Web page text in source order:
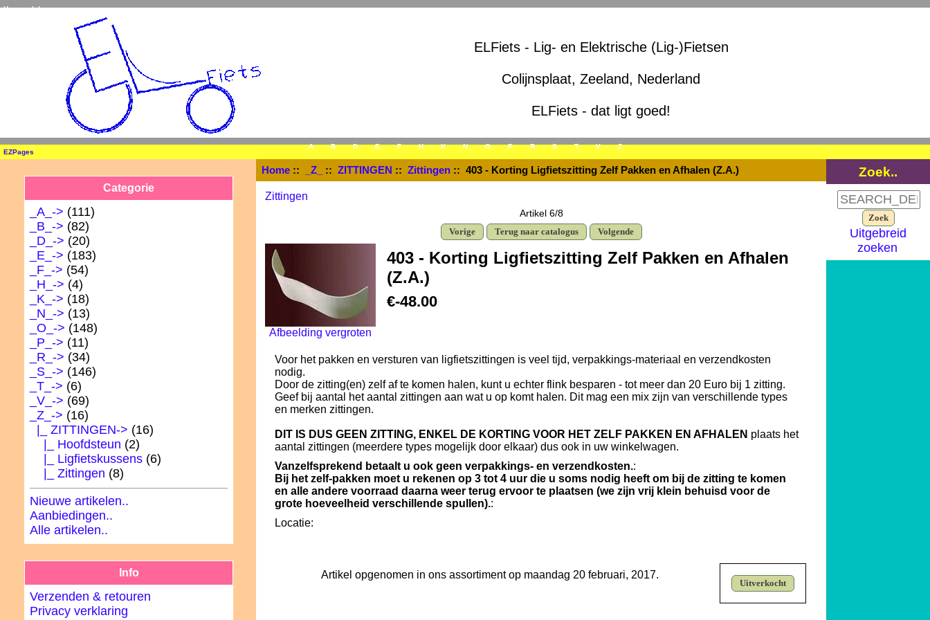
Home Inloggen
ELFiets - Lig- en Elektrische (Lig-)Fietsen
Colijnsplaat, Zeeland, Nederland
ELFiets - dat ligt goed!
_A_ _B_ _D_ _E_ _F_ _H_ _K_ _N_ _O_ _P_ _R_ _S_ _T_ _V_ _Z_
EZPages
Categorie
_A_-> (111)
_B_-> (82)
_D_-> (20)
_E_-> (183)
_F_-> (54)
_H_-> (4)
_K_-> (18)
_N_-> (13)
_O_-> (148)
_P_-> (11)
_R_-> (34)
_S_-> (146)
_T_-> (6)
_V_-> (69)
_Z_-> (16)
|_ ZITTINGEN-> (16)
|_ Hoofdsteun (2)
|_ Ligfietskussens (6)
|_ Zittingen (8)
Nieuwe artikelen..
Aanbiedingen..
Alle artikelen..
Info
Verzenden & retouren
Privacy verklaring
Home:: _Z_ :: ZITTINGEN :: Zittingen:: 403 - Korting Ligfietszitting Zelf Pakken en Afhalen (Z.A.)
Zittingen
Artikel 6/8
Vorige Terug naar catalogus Volgende
Afbeelding vergroten
403 - Korting Ligfietszitting Zelf Pakken en Afhalen
(Z.A.)
€-48.00
Voor het pakken en versturen van ligfietszittingen is veel tijd, verpakkings-materiaal en verzendkosten
nodig.
Door de zitting(en) zelf af te komen halen, kunt u echter flink besparen - tot meer dan 20 Euro bij 1 zitting.
Geef bij aantal het aantal zittingen aan wat u op komt halen. Dit mag een mix zijn van verschillende types
en merken zittingen.
DIT IS DUS GEEN ZITTING, ENKEL DE KORTING VOOR HET ZELF PAKKEN EN AFHALEN plaats het
aantal zittingen (meerdere types mogelijk door elkaar) dus ook in uw winkelwagen.
Vanzelfsprekend betaalt u ook geen verpakkings- en verzendkosten.:
Bij het zelf-pakken moet u rekenen op 3 tot 4 uur die u soms nodig heeft om bij de zitting te komen
en alle andere voorraad daarna weer terug ervoor te plaatsen (we zijn vrij klein behuisd voor de
grote hoeveelheid verschillende spullen).:
Locatie:
Uitverkocht
Artikel opgenomen in ons assortiment op maandag 20 februari, 2017.
Zoek..
Uitgebreid
zoeken